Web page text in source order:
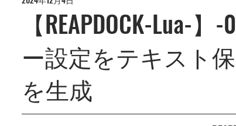
【REAPDOCK-Lua-
ー設定をテキスト
を生成